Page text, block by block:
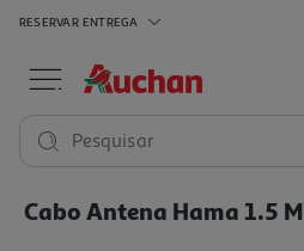
RESERVAR ENTREGA
Pesquisar
Cabo Antena Hama 1.5 M